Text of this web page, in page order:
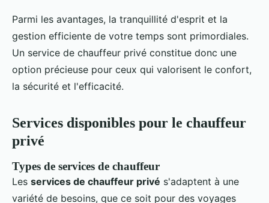
Parmi les avantages, la tranquillité d'esprit et la
gestion efficiente de votre temps sont primordiales.
Un service de chauffeur privé constitue donc une
option précieuse pour ceux qui valorisent le confort,
la sécurité et l'efficacité.
Services disponibles pour le chauffeur
privé
Types de services de chauffeur
Les services de chauffeur privé s'adaptent à une
variété de besoins, que ce soit pour des voyages